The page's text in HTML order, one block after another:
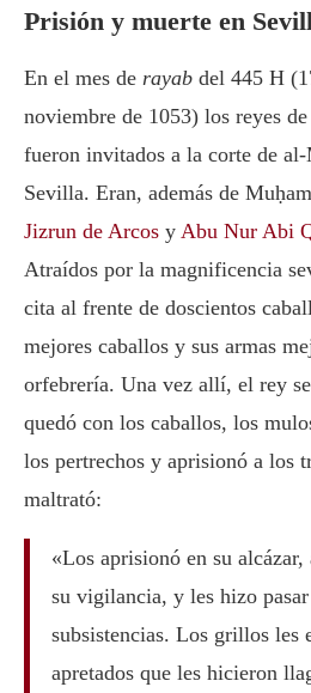
Prisión y muerte en
En el mes de rayab del 445 H
noviembre de 1053) los reyes
fueron invitados a la corte de
Sevilla. Eran, además de
Jizrun de Arcos y Abu Nur Abi
Atraídos por la magnificencia
cita al frente de doscientos
mejores caballos y sus armas
orfebrería. Una vez allí, el rey
quedó con los caballos, los
los pertrechos y aprisionó a los
maltrató:
«Los aprisionó en su
su vigilancia, y les hizo pasar
subsistencias. Los grillos les
apretados que les hicieron